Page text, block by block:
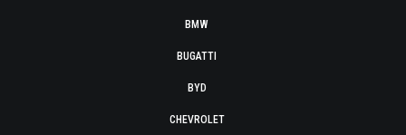
BMW
BUGATTI
BYD
CHEVROLET